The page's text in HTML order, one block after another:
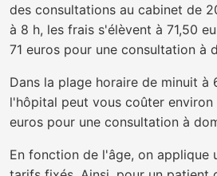
des consultations au cabinet de
à 8 h, les frais s'élèvent à 71,50
71 euros pour une consultation à
Dans la plage horaire de minuit à
l'hôpital peut vous coûter environ
euros pour une consultation à
En fonction de l'âge, on applique